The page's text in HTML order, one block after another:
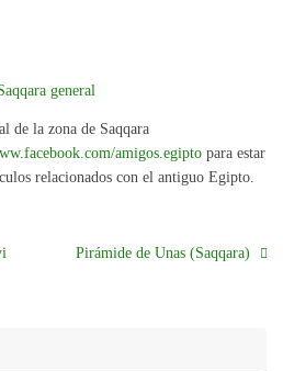
de la zona de Saqqara
amigos.egipto para estar
relacionados con el antiguo Egipto.
Pirámide de Unas (Saqqara)